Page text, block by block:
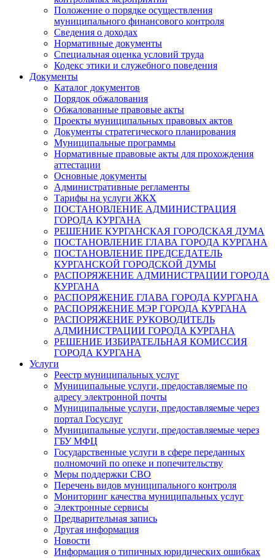
Положение о порядке осуществления
муниципального финансового контроля
Сведения о доходах
Нормативные документы
Специальная оценка условий труда
Кодекс этики и служебного поведения
Документы
Каталог документов
Порядок обжалования
Обжалованные правовые акты
Проекты муниципальных правовых актов
Документы стратегического планирования
Муниципальные программы
Нормативные правовые акты для прохождения
аттестации
Основные документы
Административные регламенты
Тарифы на услуги ЖКХ
ПОСТАНОВЛЕНИЕ АДМИНИСТРАЦИЯ
ГОРОДА КУРГАНА
РЕШЕНИЕ КУРГАНСКАЯ ГОРОДСКАЯ ДУМА
ПОСТАНОВЛЕНИЕ ГЛАВА ГОРОДА КУРГАНА
ПОСТАНОВЛЕНИЕ ПРЕДСЕДАТЕЛЬ
КУРГАНСКОЙ ГОРОДСКОЙ ДУМЫ
РАСПОРЯЖЕНИЕ АДМИНИСТРАЦИИ ГОРОДА
КУРГАНА
РАСПОРЯЖЕНИЕ ГЛАВА ГОРОДА КУРГАНА
РАСПОРЯЖЕНИЕ МЭР ГОРОДА КУРГАНА
РАСПОРЯЖЕНИЕ РУКОВОДИТЕЛЬ
АДМИНИСТРАЦИИ ГОРОДА КУРГАНА
РЕШЕНИЕ ИЗБИРАТЕЛЬНАЯ КОМИССИЯ
ГОРОДА КУРГАНА
Услуги
Реестр муниципальных услуг
Муниципальные услуги, предоставляемые по
адресу электронной почты
Муниципальные услуги, предоставляемые через
портал Госуслуг
Муниципальные услуги, предоставляемые через
ГБУ МФЦ
Государственные услуги в сфере переданных
полномочий по опеке и попечительству
Меры поддержки СВО
Перечень видов муниципального контроля
Мониторинг качества муниципальных услуг
Электронные сервисы
Предварительная запись
Другая информация
Новости
Информация о типичных юридических ошибках